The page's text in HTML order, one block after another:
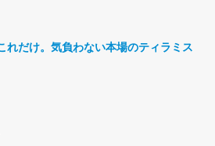
れだけ。気負わない本場のティラミス。